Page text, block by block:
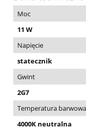
Moc
11 W
Napięcie
statecznik
Gwint
2G7
Temperatura barwowa
4000K neutralna